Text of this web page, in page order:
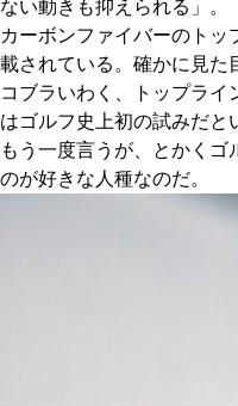
ない動きも抑えられる」。
カーボンファイバーのトッ
載されている。確かに見た
コブラいわく、トップラ
はゴルフ史上初の試みだと
もう一度言うが、とかく
のが好きな人種なのだ。